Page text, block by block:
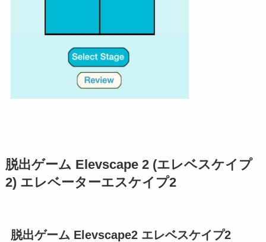
脱出ゲーム Elevscape 2 (エレベスケイプ
2) エレベーターエスケイプ2
脱出ゲーム Elevscape2 エレベスケイプ2